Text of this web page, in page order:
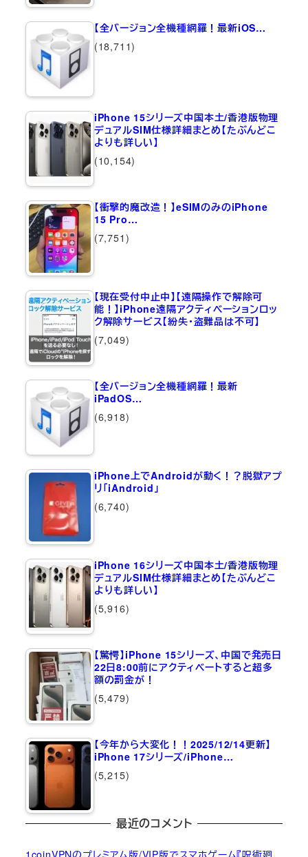
【全バージョン全機種網羅！最新iOS…
(18,711)
iPhone 15シリーズ中国本土/香港版物理
デュアルSIM仕様詳細まとめ【たぶんどこ
よりも詳しい】
(10,154)
【衝撃的魔改造！】eSIMのみのiPhone
15 Pro…
(7,751)
【現在受付中止中】【遠隔操作で解除可
能！】iPhone遠隔アクティベーションロッ
ク解除サービス【紛失・盗難品は不可】
(7,049)
【全バージョン全機種網羅！最新
iPadOS…
(6,918)
iPhone上でAndroidが動く！？脱獄アプ
リ「iAndroid」
(6,740)
iPhone 16シリーズ中国本土/香港版物理
デュアルSIM仕様詳細まとめ【たぶんどこ
よりも詳しい】
(5,916)
【驚愕】iPhone 15シリーズ、中国で発売日
22日8:00前にアクティベートすると超多
額の罰金が！
(5,479)
【今年から大変化！！2025/12/14更新】
iPhone 17シリーズ/iPhone…
(5,215)
最近のコメント